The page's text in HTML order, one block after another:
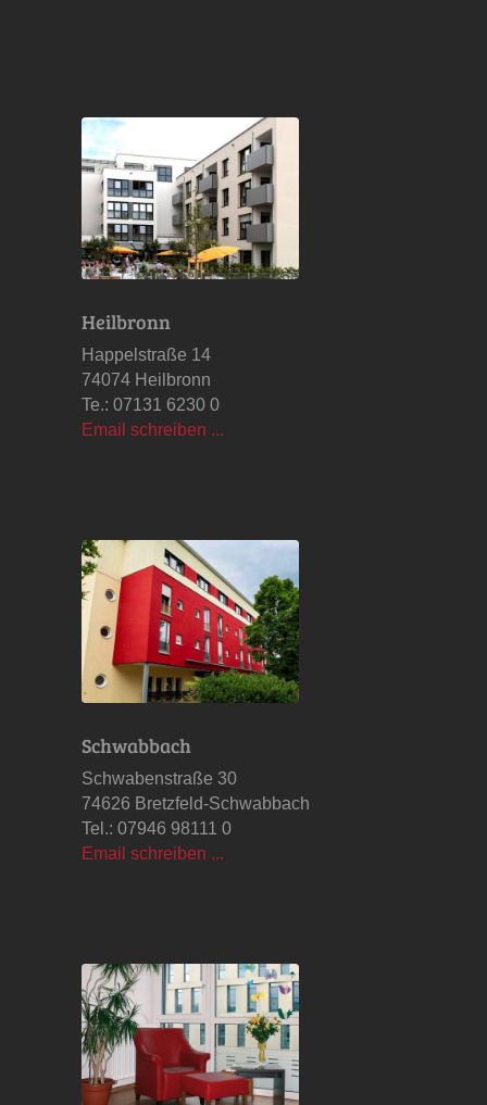
Heilbronn
Happelstraße 14
74074 Heilbronn
Te.: 07131 6230 0
Email schreiben ...
Schwabbach
Schwabenstraße 30
74626 Bretzfeld-Schwabbach
Tel.: 07946 98111 0
Email schreiben ...